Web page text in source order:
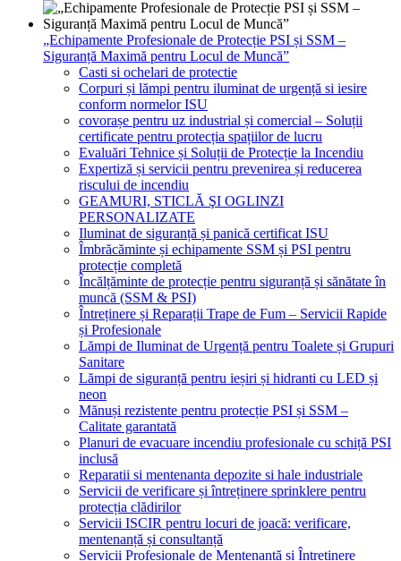
„Echipamente Profesionale de Protecție PSI și SSM –
Siguranță Maximă pentru Locul de Muncă”
Casti si ochelari de protectie
Corpuri și lămpi pentru iluminat de urgență si iesire
conform normelor ISU
covorașe pentru uz industrial și comercial – Soluții
certificate pentru protecția spațiilor de lucru
Evaluări Tehnice și Soluții de Protecție la Incendiu
Expertiză și servicii pentru prevenirea și reducerea
riscului de incendiu
GEAMURI, STICLĂ ŞI OGLINZI
PERSONALIZATE
Iluminat de siguranță și panică certificat ISU
Îmbrăcăminte și echipamente SSM și PSI pentru
protecție completă
Încălțăminte de protecție pentru siguranță și sănătate în
muncă (SSM & PSI)
Întreținere și Reparații Trape de Fum – Servicii Rapide
și Profesionale
Lămpi de Iluminat de Urgență pentru Toalete și Grupuri
Sanitare
Lămpi de siguranță pentru ieșiri și hidranti cu LED și
neon
Mănuși rezistente pentru protecție PSI și SSM –
Calitate garantată
Planuri de evacuare incendiu profesionale cu schiță PSI
inclusă
Reparatii si mentenanta depozite si hale industriale
Servicii de verificare și întreținere sprinklere pentru
protecția clădirilor
Servicii ISCIR pentru locuri de joacă: verificare,
mentenanță și consultanță
Servicii Profesionale de Mentenanță și Întreținere